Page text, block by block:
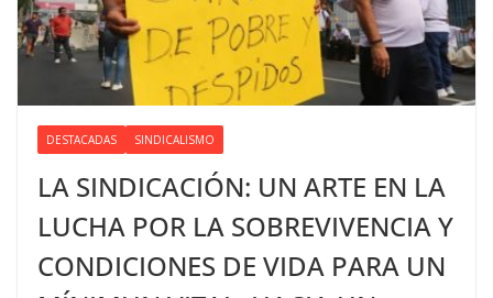
DESTACADAS SINDICALISMO
LA SINDICACIÓN: UN ARTE EN LA
LUCHA POR LA SOBREVIVENCIA Y
CONDICIONES DE VIDA PARA UN